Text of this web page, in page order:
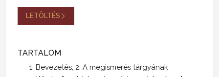
LETÖLTÉS
TARTALOM
1. Bevezetés; 2. A megismerés tárgyának